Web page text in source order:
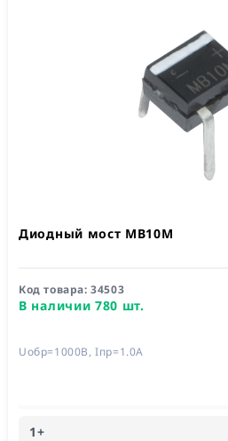
Диодный мост MB10M
Код товара:34503
В наличии 780 шт.
Uобр=1000В, Iпр=1.0А
1+